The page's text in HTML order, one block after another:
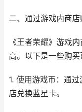
二、通过游戏内商店
《王者荣耀》游戏
高。以下是一些购买
1. 使用游戏币：通
店兑换蓝星卡。